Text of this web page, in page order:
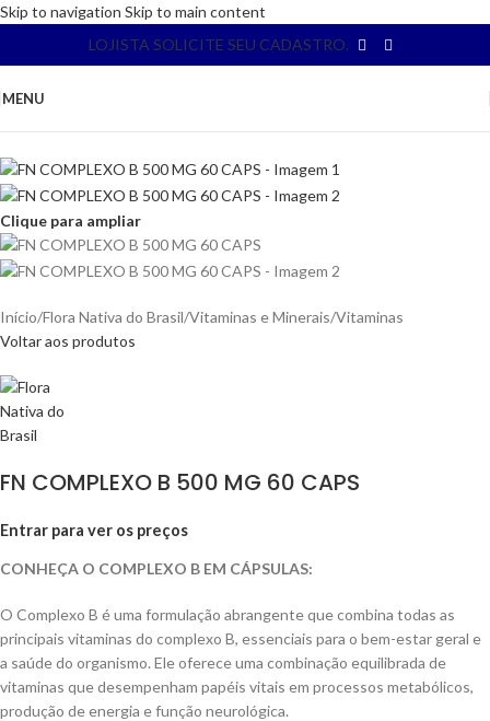
Skip to navigation Skip to main content
LOJISTA SOLICITE SEU CADASTRO.
MENU
Clique para ampliar
Início/Flora Nativa do Brasil/Vitaminas e Minerais/Vitaminas
Voltar aos produtos
FN COMPLEXO B 500 MG 60 CAPS
Entrar para ver os preços
CONHEÇA O COMPLEXO B EM CÁPSULAS:
O Complexo B é uma formulação abrangente que combina todas as
principais vitaminas do complexo B, essenciais para o bem-estar geral e
a saúde do organismo. Ele oferece uma combinação equilibrada de
vitaminas que desempenham papéis vitais em processos metabólicos,
produção de energia e função neurológica.